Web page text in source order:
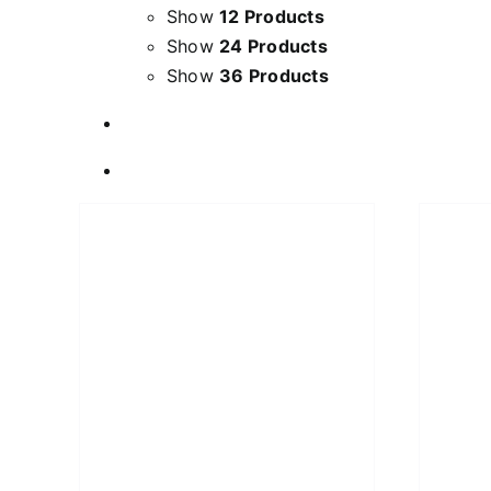
Show12 Products
Show 24 Products
Show 36 Products